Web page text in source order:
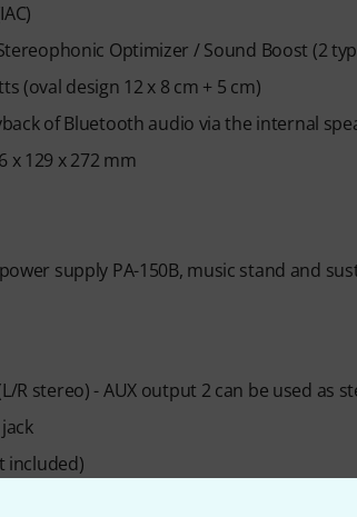
Optimizer / Sound Boost (2
(oval design 12 x 8 cm + 5 cm)
of Bluetooth audio via the internal
x 129 x 272 mm
supply PA-150B, music stand and
R stereo) - AUX output 2 can be used as
included)
and audio transmission to PC